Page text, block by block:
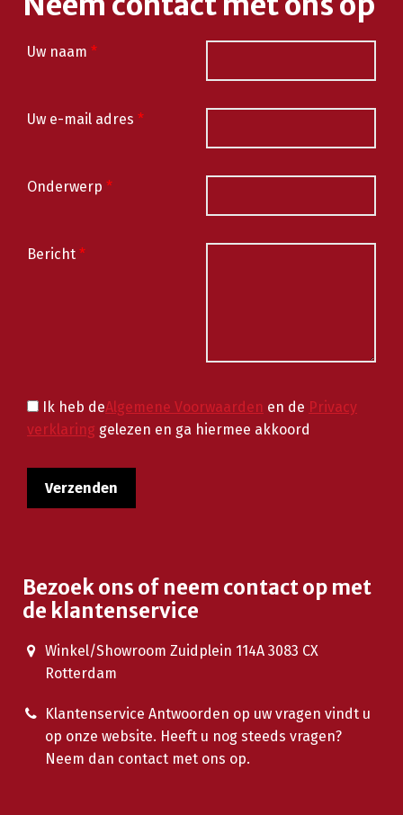
Uw naam *
Uw e-mail adres *
Onderwerp *
Bericht *
Ik heb deAlgemene Voorwaarden en de Privacy
verklaring gelezen en ga hiermee akkoord
Bezoek ons of neem contact op met
de klantenservice
Winkel/Showroom Zuidplein 114A 3083 CX
Rotterdam
Klantenservice Antwoorden op uw vragen vindt u
op onze website. Heeft u nog steeds vragen?
Neem dan contact met ons op.